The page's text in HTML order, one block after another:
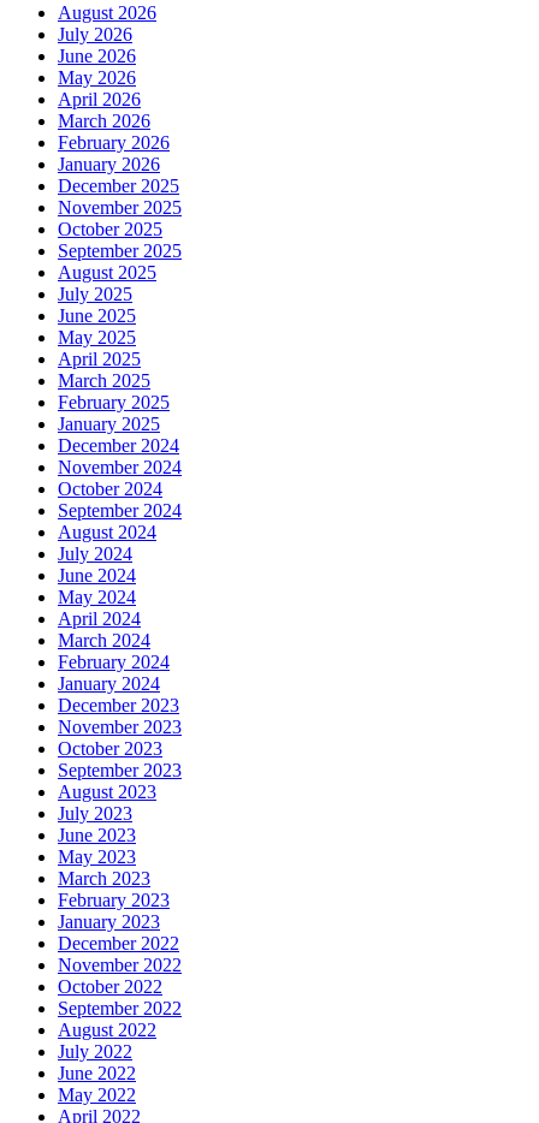
August 2026
July 2026
June 2026
May 2026
April 2026
March 2026
February 2026
January 2026
December 2025
November 2025
October 2025
September 2025
August 2025
July 2025
June 2025
May 2025
April 2025
March 2025
February 2025
January 2025
December 2024
November 2024
October 2024
September 2024
August 2024
July 2024
June 2024
May 2024
April 2024
March 2024
February 2024
January 2024
December 2023
November 2023
October 2023
September 2023
August 2023
July 2023
June 2023
May 2023
March 2023
February 2023
January 2023
December 2022
November 2022
October 2022
September 2022
August 2022
July 2022
June 2022
May 2022
April 2022